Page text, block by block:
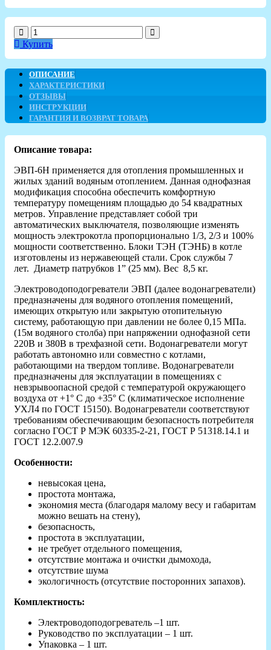
Купить
ОПИСАНИЕ
ХАРАКТЕРИСТИКИ
ОТЗЫВЫ
ИНСТРУКЦИИ
ГАРАНТИЯ И ВОЗВРАТ ТОВАРА
Описание товара:
ЭВП-6Н применяется для отопления промышленных и
жилых зданий водяным отоплением. Данная однофазная
модификация способна обеспечить комфортную
температуру помещениям площадью до 54 квадратных
метров. Управление представляет собой три
автоматических выключателя, позволяющие изменять
мощность электрокотла пропорционально 1/3, 2/3 и 100%
мощности соответственно. Блоки ТЭН (ТЭНБ) в котле
изготовлены из нержавеющей стали. Срок службы 7
лет. Диаметр патрубков 1” (25 мм). Вес 8,5 кг.
Электроводоподогреватели ЭВП (далее водонагреватели)
предназначены для водяного отопления помещений,
имеющих открытую или закрытую отопительную
систему, работающую при давлении не более 0,15 МПа.
(15м водяного столба) при напряжении однофазной сети
220В и 380В в трехфазной сети. Водонагреватели могут
работать автономно или совместно с котлами,
работающими на твердом топливе. Водонагреватели
предназначены для эксплуатации в помещениях с
невзрывоопасной средой с температурой окружающего
воздуха от +1° С до +35° С (климатическое исполнение
УХЛ4 по ГОСТ 15150). Водонагреватели соответствуют
требованиям обеспечивающим безопасность потребителя
согласно ГОСТ Р МЭК 60335-2-21, ГОСТ Р 51318.14.1 и
ГОСТ 12.2.007.9
Особенности:
невысокая цена,
простота монтажа,
экономия места (благодаря малому весу и габаритам
можно вешать на стену),
безопасность,
простота в эксплуатации,
не требует отдельного помещения,
отсутствие монтажа и очистки дымохода,
отсутствие шума
экологичность (отсутствие посторонних запахов).
Комплектность:
Электроводоподогреватель –1 шт.
Руководство по эксплуатации – 1 шт.
Упаковка – 1 шт.